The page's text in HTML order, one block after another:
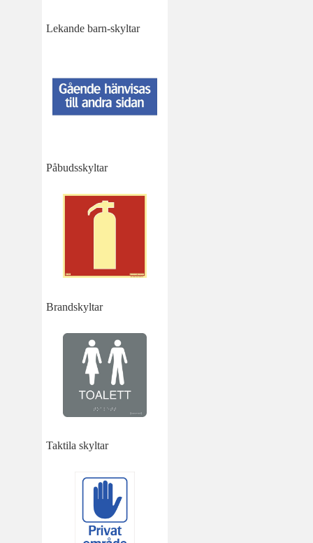
Lekande barn-skyltar
Påbudsskyltar
Brandskyltar
Taktila skyltar